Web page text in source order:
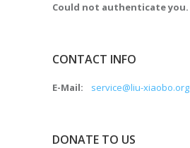
Could not authenticate you.
CONTACT INFO
E-Mail: service@liu-xiaobo.org
DONATE TO US